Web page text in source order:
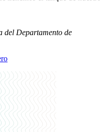
Departamento de